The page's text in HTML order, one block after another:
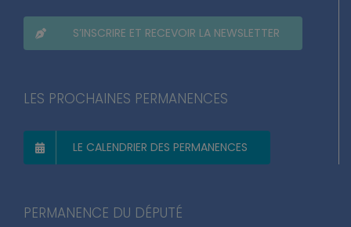
S’INSCRIRE ET RECEVOIR LA NEWSLETTER
LES PROCHAINES PERMANENCES
LE CALENDRIER DES PERMANENCES
PERMANENCE DU DÉPUTÉ